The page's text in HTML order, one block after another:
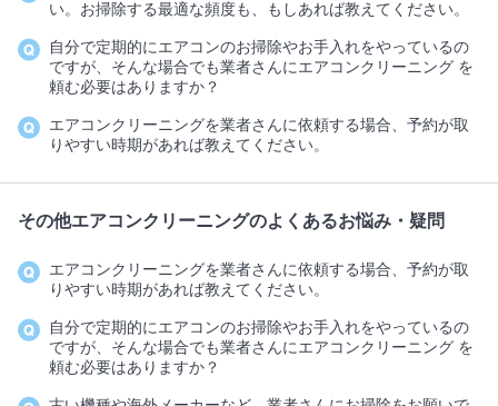
い。お掃除する最適な頻度も、もしあれば教えてください。
自分で定期的にエアコンのお掃除やお手入れをやっているの
ですが、そんな場合でも業者さんにエアコンクリーニング を
頼む必要はありますか？
エアコンクリーニングを業者さんに依頼する場合、予約が取
りやすい時期があれば教えてください。
その他エアコンクリーニングのよくあるお悩み・疑問
エアコンクリーニングを業者さんに依頼する場合、予約が取
りやすい時期があれば教えてください。
自分で定期的にエアコンのお掃除やお手入れをやっているの
ですが、そんな場合でも業者さんにエアコンクリーニング を
頼む必要はありますか？